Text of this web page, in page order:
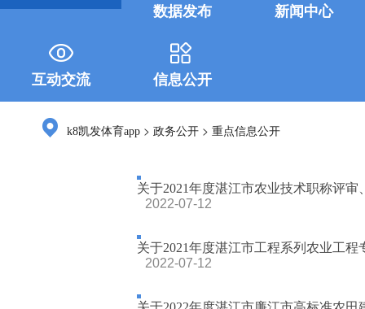
数据发布
新闻中心
互动交流 信息公开
k8凯发体育app >政务公开 >重点信息公开
关于2021年度湛江市农业技术职称评审
2022-07-12
关于2021年度湛江市工程系列农业工
2022-07-12